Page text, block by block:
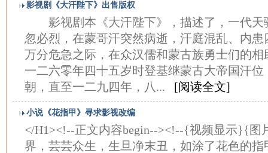
影视剧《大汗陛下》出售版权
影视剧本《大汗陛下》，描述了，一代天
忽必烈，在蒙哥汗突然病逝，汗庭混乱、内
万分危急之际，在众汉儒和蒙古族勇士们的
一二六零年四十五岁时登基继蒙古大帝国汗
朝，直至一二九四年，八... [阅读全文]
小说《花指甲》寻求影视改编
</H1><!--正文内容begin--><!--{视频显示}{
界，芸芸众生，生旦净末丑，如涂了花色的